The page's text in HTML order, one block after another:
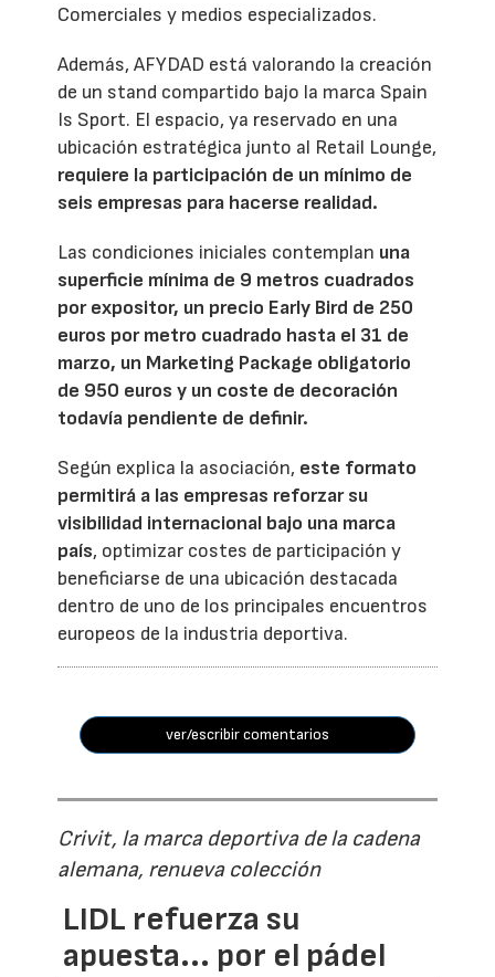
Comerciales y medios especializados.
Además, AFYDAD está valorando la creación
de un stand compartido bajo la marca Spain
Is Sport. El espacio, ya reservado en una
ubicación estratégica junto al Retail Lounge,
requiere la participación de un mínimo de
seis empresas para hacerse realidad.
Las condiciones iniciales contemplan una
superficie mínima de 9 metros cuadrados
por expositor, un precio Early Bird de 250
euros por metro cuadrado hasta el 31 de
marzo, un Marketing Package obligatorio
de 950 euros y un coste de decoración
todavía pendiente de definir.
Según explica la asociación, este formato
permitirá a las empresas reforzar su
visibilidad internacional bajo una marca
país, optimizar costes de participación y
beneficiarse de una ubicación destacada
dentro de uno de los principales encuentros
europeos de la industria deportiva.
ver/escribir comentarios
Crivit, la marca deportiva de la cadena
alemana, renueva colección
LIDL refuerza su
apuesta... por el pádel